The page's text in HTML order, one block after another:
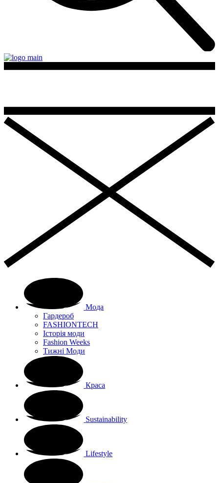
Мода
Гардероб
FASHIONTECH
Історія моди
Fashion Weeks
Тижні Моди
Краса
Sustainability
Lifestyle